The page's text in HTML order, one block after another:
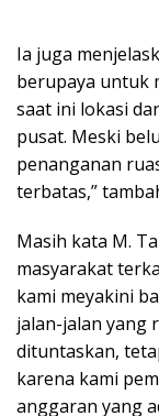
Ia juga
berupaya untuk
saat ini lokasi
pusat. Meski
penanganan
terbatas,”
Masih kata M.
masyarakat
kami meyakini
jalan-jalan yang
dituntaskan,
karena kami
anggaran yang